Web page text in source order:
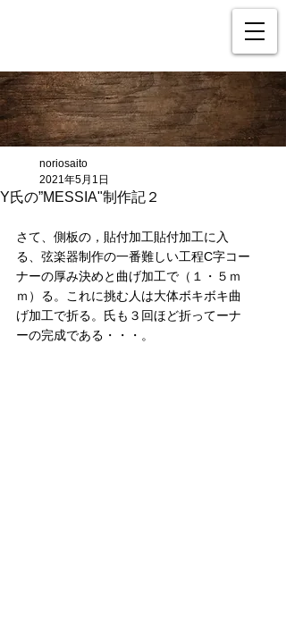
Y氏の”MESSIA"制作記２
noriosaito
2021年5月1日
さて、側板の，貼付加工貼付加工に入
る、弦楽器制作の一番難しい工程C字コー
ナーの厚み決めと曲げ加工で（１・５ｍ
ｍ）る。これに挑む人は大体ボキボキ曲
げ加工で折る。氏も３回ほど折ってーナ
ーの完成である・・・。